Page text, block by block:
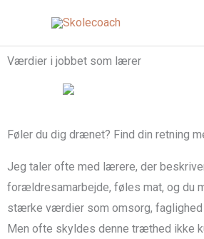
indholdet
Værdier i jobbet som lærer
Føler du dig drænet? Find din retning
Jeg taler ofte med lærere, der
forældresamarbejde, føles mat, og du
stærke værdier som omsorg, faglighed
Men ofte skyldes denne træthed ikke